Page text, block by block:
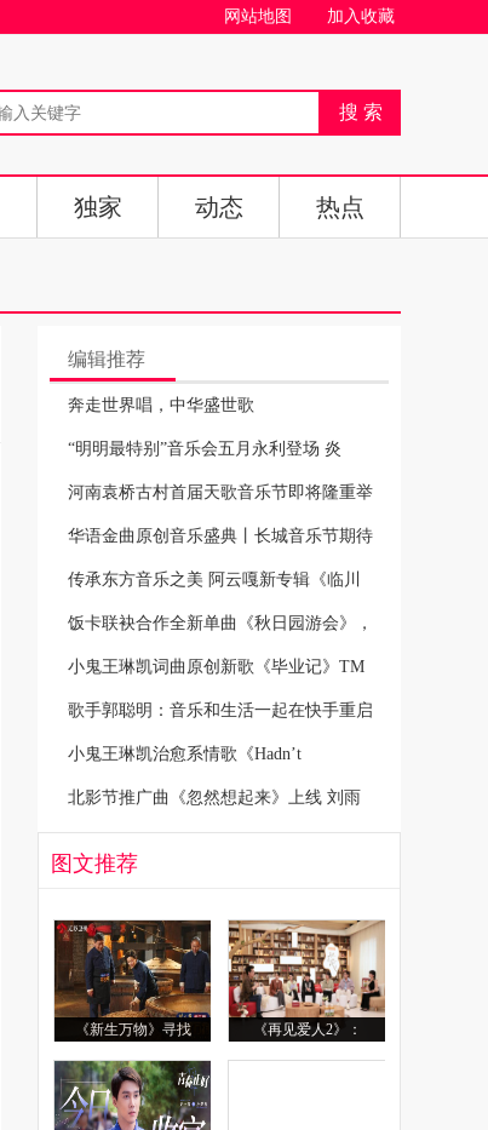
网站地图 加入收藏
独家 动态 热点
编辑推荐
奔走世界唱，中华盛世歌
“明明最特别”音乐会五月永利登场 炎
河南袁桥古村首届天歌音乐节即将隆重举
华语金曲原创音乐盛典丨长城音乐节期待
传承东方音乐之美 阿云嘎新专辑《临川
饭卡联袂合作全新单曲《秋日园游会》，
小鬼王琳凯词曲原创新歌《毕业记》TM
歌手郭聪明：音乐和生活一起在快手重启
小鬼王琳凯治愈系情歌《Hadn’t
北影节推广曲《忽然想起来》上线 刘雨
图文推荐
《新生万物》寻找 《再见爱人2》：